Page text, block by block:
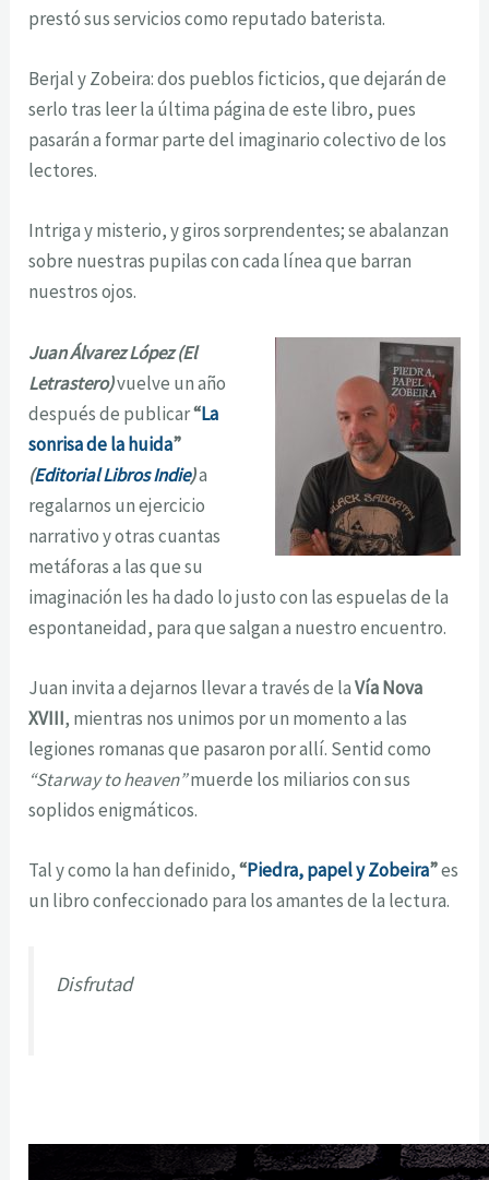
prestó sus servicios como reputado baterista.
Berjal y Zobeira: dos pueblos ficticios, que dejarán de
serlo tras leer la última página de este libro, pues
pasarán a formar parte del imaginario colectivo de los
lectores.
Intriga y misterio, y giros sorprendentes; se abalanzan
sobre nuestras pupilas con cada línea que barran
nuestros ojos.
Juan Álvarez López (El
Letrastero)vuelve un año
después de publicar“La
sonrisa de la huida”
(Editorial Libros Indie)a
regalarnos un ejercicio
narrativo y otras cuantas
metáforas a las que su
imaginación les ha dado lo justo con las espuelas de la
espontaneidad, para que salgan a nuestro encuentro.
Juan invita a dejarnos llevar a través de laVía Nova
XVIII, mientras nos unimos por un momento a las
legiones romanas que pasaron por allí. Sentid como
“Starway to heaven”muerde los miliarios con sus
soplidos enigmáticos.
Tal y como la han definido,“Piedra, papel y Zobeira”es
un libro confeccionado para los amantes de la lectura.
Disfrutad